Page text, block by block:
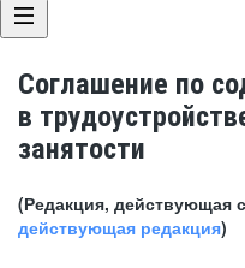
Соглашение по
в
занятости
(Редакция, действующая
действующая редакция)